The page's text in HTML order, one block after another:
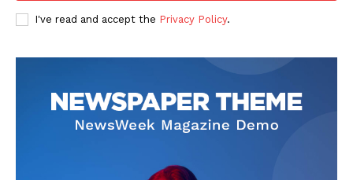
I've read and accept the Privacy Policy.